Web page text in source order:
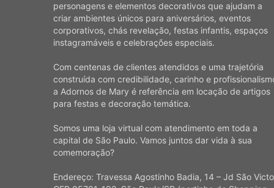
personagens e elementos decorativos que ajudam a
criar ambientes únicos para aniversários, eventos
corporativos, chás revelação, festas infantis, espaços
instagramáveis e celebrações especiais.
Com centenas de clientes atendidos e uma trajetória
construída com credibilidade, carinho e
a Adornos de Mary é referência em locação de artigos
para festas e decoração temática.
Somos uma loja virtual com atendimento em toda a
capital de São Paulo. Vamos juntos dar vida à sua
comemoração?
Endereço: Travessa Agostinho Badia, 14 – Jd São